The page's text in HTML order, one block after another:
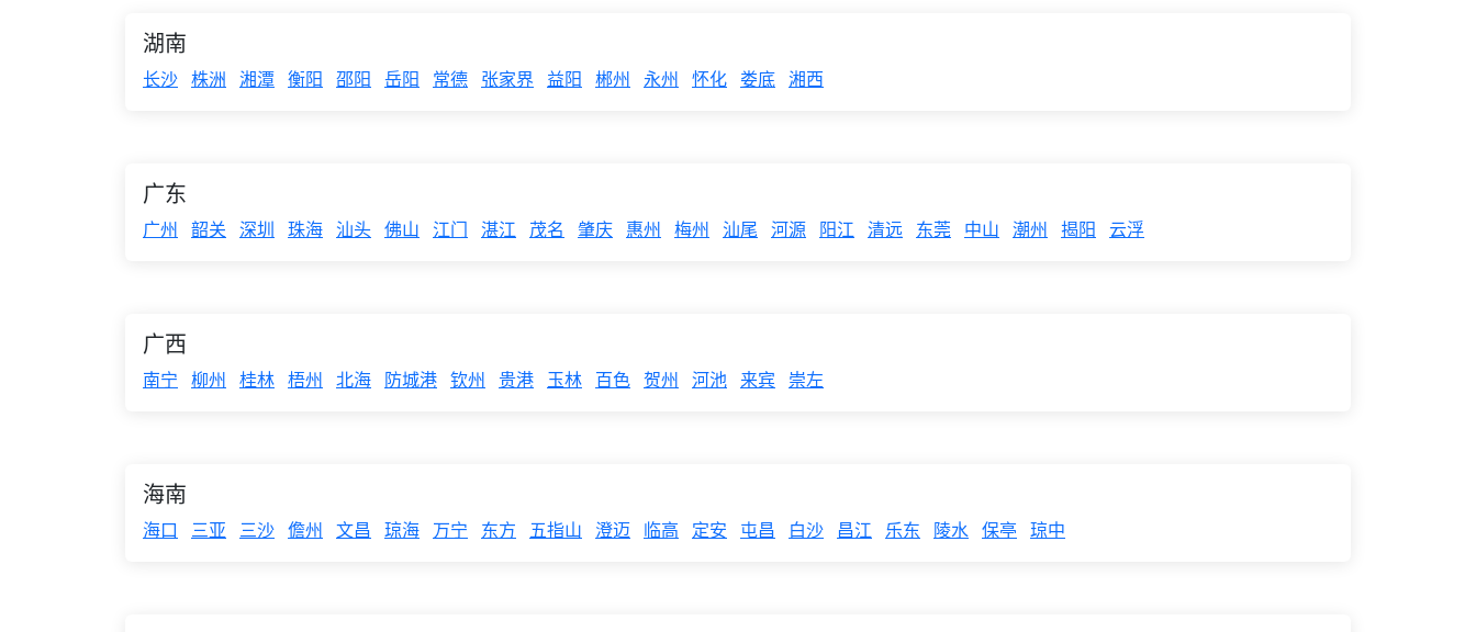
湖南
长沙 株洲 湘潭 衡阳 邵阳 岳阳 常德 张家界 益阳 郴州 永州 怀化 娄底 湘西
广东
广州 韶关 深圳 珠海 汕头 佛山 江门 湛江 茂名 肇庆 惠州 梅州 汕尾 河源 阳江 清远 东莞 中山 潮州 揭阳 云浮
广西
南宁 柳州 桂林 梧州 北海 防城港 钦州 贵港 玉林 百色 贺州 河池 来宾 崇左
海南
海口 三亚 三沙 儋州 文昌 琼海 万宁 东方 五指山 澄迈 临高 定安 屯昌 白沙 昌江 乐东 陵水 保亭 琼中